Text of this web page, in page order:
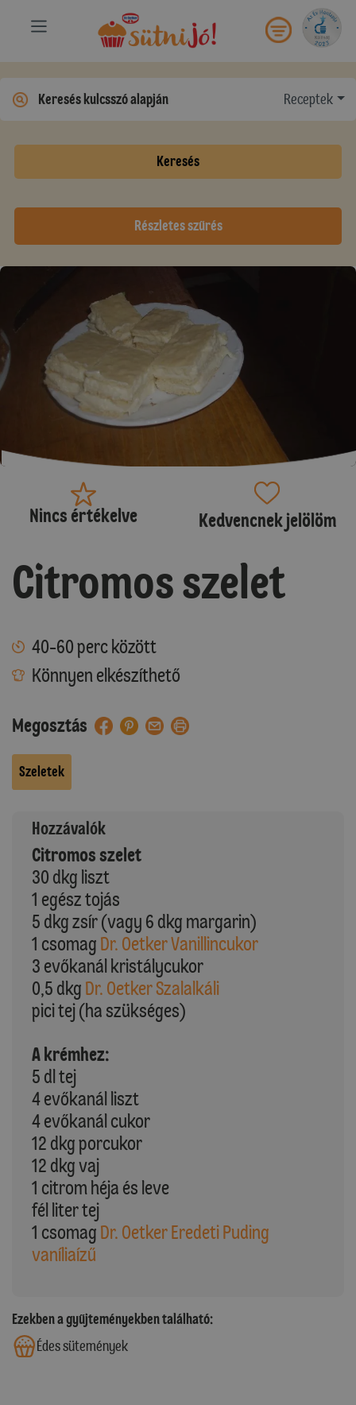
Receptek
Keresés
Részletes szűrés
Nincs értékelve Kedvencnek jelölöm
Citromos szelet
40-60 perc között
Könnyen elkészíthető
Megosztás
Szeletek
Hozzávalók
Citromos szelet
30 dkg liszt
1 egész tojás
5 dkg zsír (vagy 6 dkg margarin)
1 csomag Dr. Oetker Vanillincukor
3 evőkanál kristálycukor
0,5 dkg Dr. Oetker Szalalkáli
pici tej (ha szükséges)
A krémhez:
5 dl tej
4 evőkanál liszt
4 evőkanál cukor
12 dkg porcukor
12 dkg vaj
1 citrom héja és leve
fél liter tej
1 csomag Dr. Oetker Eredeti Puding
vaníliaízű
Ezekben a gyűjteményekben található:
Édes sütemények